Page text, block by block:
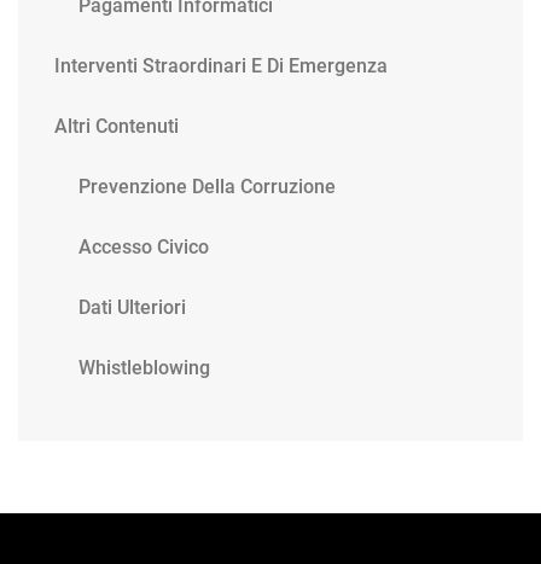
Pagamenti Informatici
Interventi Straordinari E Di Emergenza
Altri Contenuti
Prevenzione Della Corruzione
Accesso Civico
Dati Ulteriori
Whistleblowing